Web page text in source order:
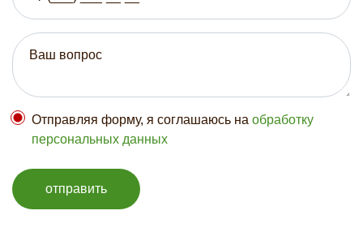
Отправляя форму, я соглашаюсь на обработку
персональных данных
отправить